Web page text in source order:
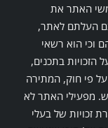
האתר את
העלתם לאתר,
וכי הוא רשאי
בתכנים,
פי חוק, המתירה
מפעילי האתר לא
זכויות של בעלי